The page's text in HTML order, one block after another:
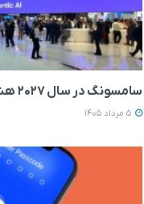
سامسونگ در سال ۲۰۲۷ هشت گوشی پرچم‌دار معرفی می‌ کند